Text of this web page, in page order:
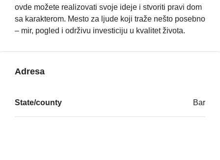
ovde možete realizovati svoje ideje i stvoriti pravi dom
sa karakterom. Mesto za ljude koji traže nešto posebno
– mir, pogled i održivu investiciju u kvalitet života.
Adresa
State/county Bar